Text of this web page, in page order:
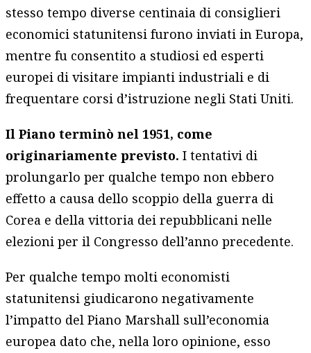
stesso tempo diverse centinaia di consiglieri
economici statunitensi furono inviati in Europa,
mentre fu consentito a studiosi ed esperti
europei di visitare impianti industriali e di
frequentare corsi d’istruzione negli Stati Uniti.
Il Piano terminò nel 1951, come
originariamente previsto. I tentativi di
prolungarlo per qualche tempo non ebbero
effetto a causa dello scoppio della guerra di
Corea e della vittoria dei repubblicani nelle
elezioni per il Congresso dell’anno precedente.
Per qualche tempo molti economisti
statunitensi giudicarono negativamente
l’impatto del Piano Marshall sull’economia
europea dato che, nella loro opinione, esso